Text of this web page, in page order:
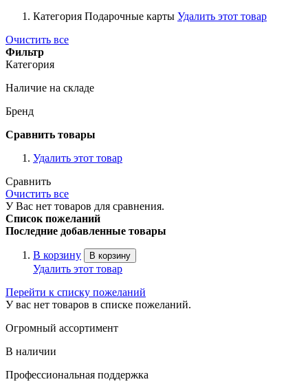
Категория Подарочные карты Удалить этот товар
Очистить все
Фильтр
Категория
Наличие на складе
Бренд
Сравнить товары
Удалить этот товар
Сравнить
Очистить все
У Вас нет товаров для сравнения.
Список пожеланий
Последние добавленные товары
В корзину В корзину
Удалить этот товар
Перейти к списку пожеланий
У вас нет товаров в списке пожеланий.
Огромный ассортимент
В наличии
Профессиональная поддержка